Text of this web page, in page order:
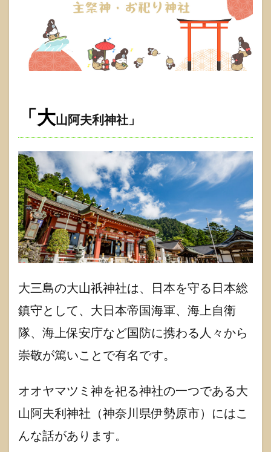
「大山阿夫利神社」
大三島の大山祇神社は、日本を守る日本総
鎮守として、大日本帝国海軍、海上自衛
隊、海上保安庁など国防に携わる人々から
崇敬が篤いことで有名です。
オオヤマツミ神を祀る神社の一つである大
山阿夫利神社（神奈川県伊勢原市）にはこ
んな話があります。